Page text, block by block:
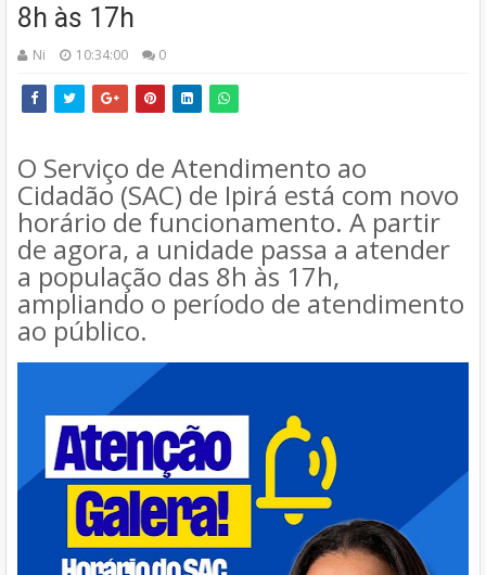
8h às 17h
Ni 10:34:00 0
O Serviço de Atendimento ao
Cidadão (SAC) de Ipirá está com novo
horário de funcionamento. A partir
de agora, a unidade passa a atender
a população das 8h às 17h,
ampliando o período de atendimento
ao público.